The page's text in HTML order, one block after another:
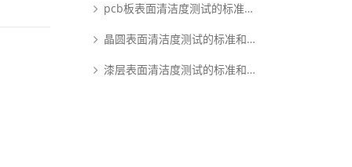
pcb板表面清洁度测试的标准和原理是什么？
晶圆表面清洁度测试的标准和原理是什么？
漆层表面清洁度测试的标准和原理是什么？